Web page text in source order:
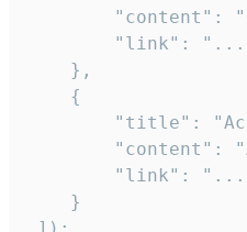
"content":
"link":
    },
    {
"title":
"content":
"link":
    }